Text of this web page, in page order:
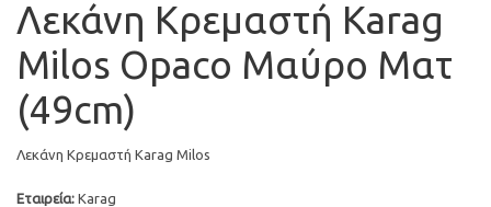
Λεκάνη Κρεμαστή Karag
Milos Opaco Μαύρο Ματ
(49cm)
Λεκάνη Κρεμαστή Karag Milos
Εταιρεία: Karag